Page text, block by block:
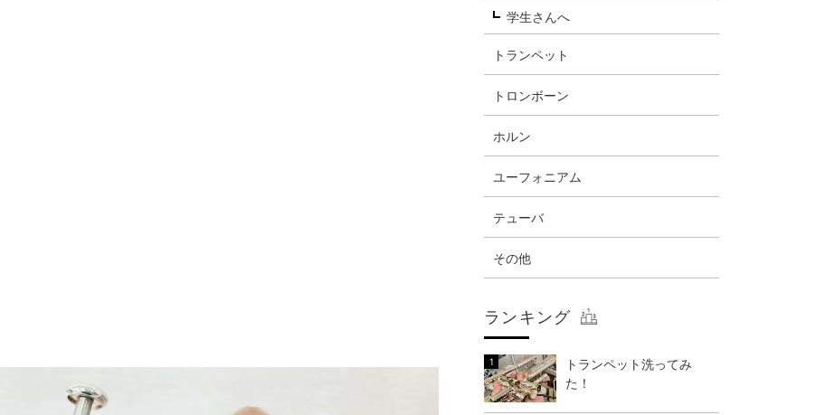
学生さんへ
トランペット
トロンボーン
ホルン
ユーフォニアム
テューバ
その他
ランキング
トランペット洗ってみ
た！